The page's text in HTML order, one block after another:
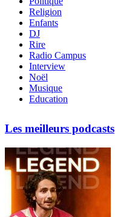
Religion
Enfants
DJ
Rire
Radio Campus
Interview
Noël
Musique
Education
Les meilleurs podcasts